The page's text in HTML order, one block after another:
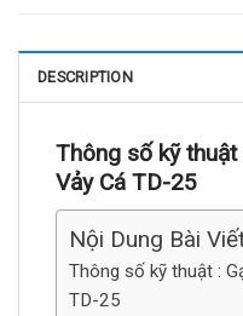
DESCRIPTION
Thông số kỹ thuật
Vảy Cá TD-25
Nội Dung Bài
Thông số kỹ thuật :
TD-25